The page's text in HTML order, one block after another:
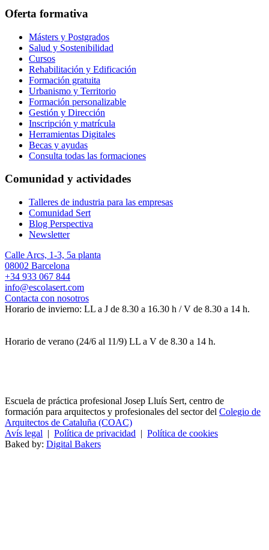
Oferta formativa
Másters y Postgrados
Salud y Sostenibilidad
Cursos
Rehabilitación y Edificación
Formación gratuita
Urbanismo y Territorio
Formación personalizable
Gestión y Dirección
Inscripción y matrícula
Herramientas Digitales
Becas y ayudas
Consulta todas las formaciones
Comunidad y actividades
Talleres de industria para las empresas
Comunidad Sert
Blog Perspectiva
Newsletter
Calle Arcs, 1-3, 5a planta
08002 Barcelona
+34 933 067 844
info@escolasert.com
Contacta con nosotros
Horario de invierno: LL a J de 8.30 a 16.30 h / V de 8.30 a 14 h.
Horario de verano (24/6 al 11/9) LL a V de 8.30 a 14 h.
Escuela de práctica profesional Josep Lluís Sert, centro de
formación para arquitectos y profesionales del sector del Colegio de
Arquitectos de Cataluña (COAC)
Avís legal | Política de privacidad | Política de cookies
Baked by: Digital Bakers